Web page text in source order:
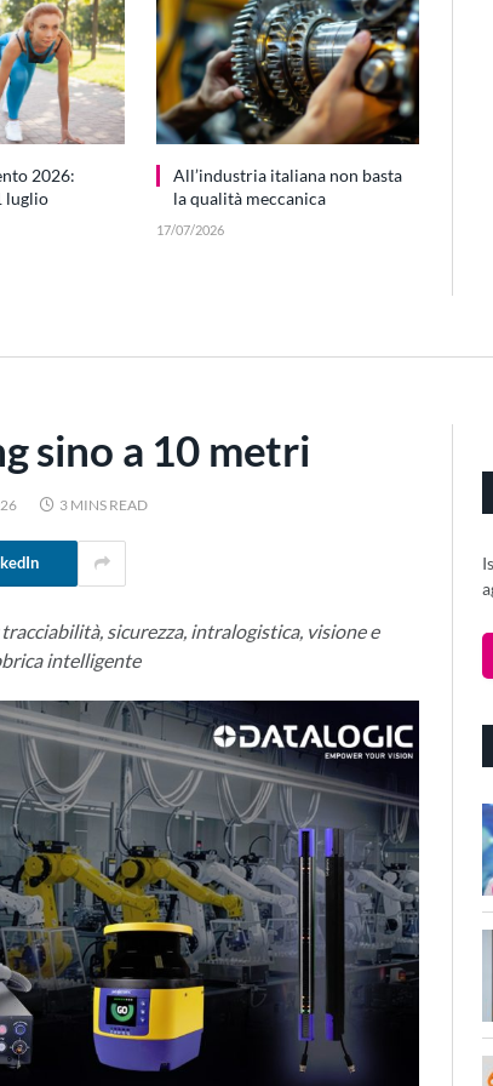
2026:
luglio
All’industria italiana non basta
la qualità meccanica
17/07/2026
sino a 10 metri
3 MINS READ
sicurezza, intralogistica, visione e
intelligente